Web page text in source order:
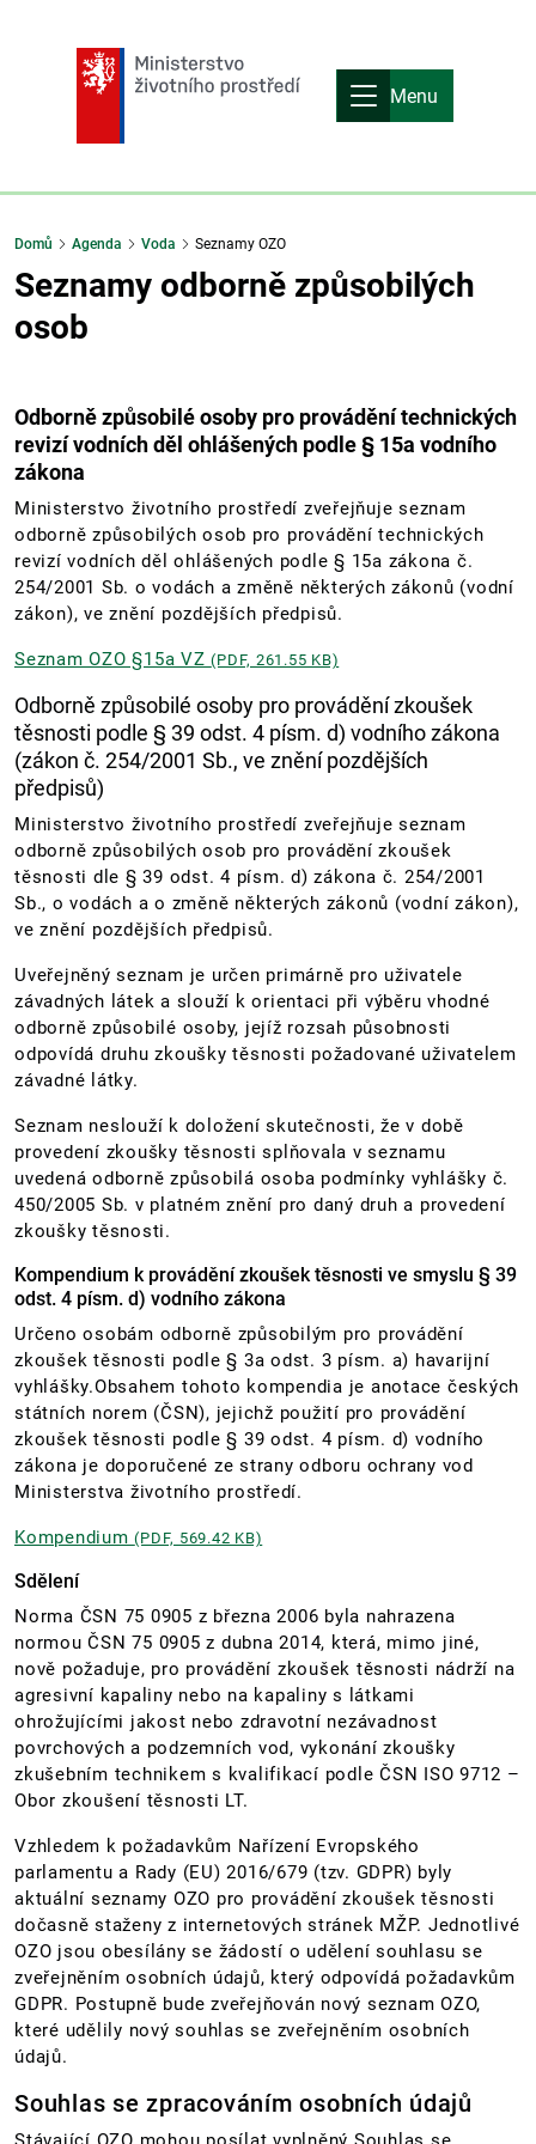
Menu
Domů Agenda Voda Seznamy OZO
Seznamy odborně způsobilých
osob
Odborně způsobilé osoby pro provádění technických
revizí vodních děl ohlášených podle § 15a vodního
zákona
Ministerstvo životního prostředí zveřejňuje seznam
odborně způsobilých osob pro provádění technických
revizí vodních děl ohlášených podle § 15a zákona č.
254/2001 Sb. o vodách a změně některých zákonů (vodní
zákon), ve znění pozdějších předpisů.
Seznam OZO §15a VZ(PDF, 261.55 KB)
Odborně způsobilé osoby pro provádění zkoušek
těsnosti podle § 39 odst. 4 písm. d) vodního zákona
(zákon č. 254/2001 Sb., ve znění pozdějších
předpisů)
Ministerstvo životního prostředí zveřejňuje seznam
odborně způsobilých osob pro provádění zkoušek
těsnosti dle § 39 odst. 4 písm. d) zákona č. 254/2001
Sb., o vodách a o změně některých zákonů (vodní zákon),
ve znění pozdějších předpisů.
Uveřejněný seznam je určen primárně pro uživatele
závadných látek a slouží k orientaci při výběru vhodné
odborně způsobilé osoby, jejíž rozsah působnosti
odpovídá druhu zkoušky těsnosti požadované uživatelem
závadné látky.
Seznam neslouží k doložení skutečnosti, že v době
provedení zkoušky těsnosti splňovala v seznamu
uvedená odborně způsobilá osoba podmínky vyhlášky č.
450/2005 Sb. v platném znění pro daný druh a provedení
zkoušky těsnosti.
Kompendium k provádění zkoušek těsnosti ve smyslu § 39
odst. 4 písm. d) vodního zákona
Určeno osobám odborně způsobilým pro provádění
zkoušek těsnosti podle § 3a odst. 3 písm. a) havarijní
vyhlášky.Obsahem tohoto kompendia je anotace českých
státních norem (ČSN), jejichž použití pro provádění
zkoušek těsnosti podle § 39 odst. 4 písm. d) vodního
zákona je doporučené ze strany odboru ochrany vod
Ministerstva životního prostředí.
Kompendium(PDF, 569.42 KB)
Sdělení
Norma ČSN 75 0905 z března 2006 byla nahrazena
normou ČSN 75 0905 z dubna 2014, která, mimo jiné,
nově požaduje, pro provádění zkoušek těsnosti nádrží na
agresivní kapaliny nebo na kapaliny s látkami
ohrožujícími jakost nebo zdravotní nezávadnost
povrchových a podzemních vod, vykonání zkoušky
zkušebním technikem s kvalifikací podle ČSN ISO 9712 –
Obor zkoušení těsnosti LT.
Vzhledem k požadavkům Nařízení Evropského
parlamentu a Rady (EU) 2016/679 (tzv. GDPR) byly
aktuální seznamy OZO pro provádění zkoušek těsnosti
dočasně staženy z internetových stránek MŽP. Jednotlivé
OZO jsou obesílány se žádostí o udělení souhlasu se
zveřejněním osobních údajů, který odpovídá požadavkům
GDPR. Postupně bude zveřejňován nový seznam OZO,
které udělily nový souhlas se zveřejněním osobních
údajů.
Souhlas se zpracováním osobních údajů